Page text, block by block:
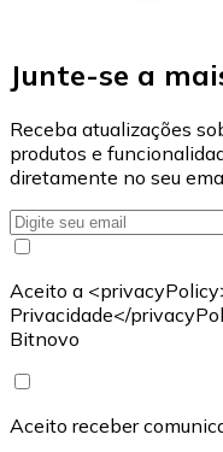
Junte-se a
Receba atualizações
produtos e
diretamente no seu
Aceito a
Privacidade</
Bitnovo
Aceito receber